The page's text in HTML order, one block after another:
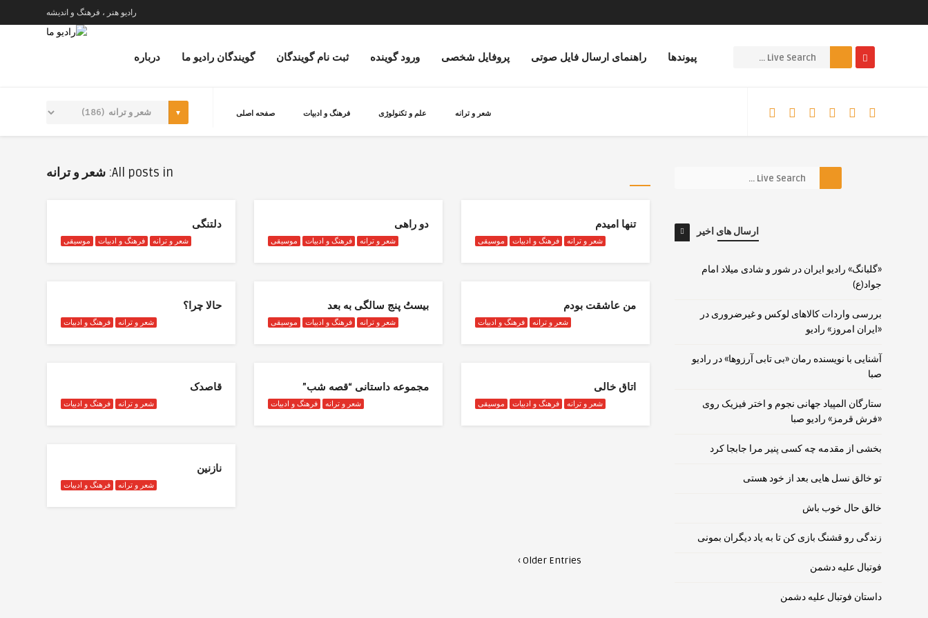
رادیو هنر ، فرهنگ و اندیشه
درباره گویندگان رادیو ما ثبت نام گویندگان ورود گوینده پروفایل شخصی راهنمای ارسال فایل صوتی پیوندها
صفحه اصلی فرهنگ و ادبیات علم و تکنولوژی شعر و ترانه
All posts in: شعر و ترانه
دلتنگی
شعر و ترانه فرهنگ و ادبیات موسیقی
دو راهی
شعر و ترانه فرهنگ و ادبیات موسیقی
تنها امیدم
شعر و ترانه فرهنگ و ادبیات موسیقی
حالا چرا؟
شعر و ترانه فرهنگ و ادبیات
بیستُ پنج سالگی به بعد
شعر و ترانه فرهنگ و ادبیات موسیقی
من عاشقت بودم
شعر و ترانه فرهنگ و ادبیات
قاصدک
شعر و ترانه فرهنگ و ادبیات
مجموعه داستانی “قصه شب”
شعر و ترانه فرهنگ و ادبیات
اتاق خالی
شعر و ترانه فرهنگ و ادبیات موسیقی
نازنین
شعر و ترانه فرهنگ و ادبیات
Older Entries ›
ارسال های اخیر
«گلبانگ» رادیو ایران در شور و شادی میلاد امام
جواد(ع)
بررسی واردات کالاهای لوکس و غیرضروری در
«ایران امروز» رادیو
آشنایی با نویسنده رمان «بی تابی آرزوها» در رادیو
صبا
ستارگان المپیاد جهانی نجوم و اختر فیزیک روی
«فرش قرمز» رادیو صبا
بخشی از مقدمه چه کسی پنیر مرا جابجا کرد
تو خالق نسل هایی بعد از خود هستی
خالق حال خوب باش
زندگی رو قشنگ بازی کن تا به یاد دیگران بمونی
فوتبال علیه دشمن
داستان فوتبال علیه دشمن